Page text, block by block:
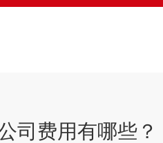
司费用有哪些？